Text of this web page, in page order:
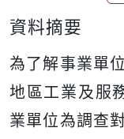
資料摘要
為了解事業單
地區工業及服
業單位為調查